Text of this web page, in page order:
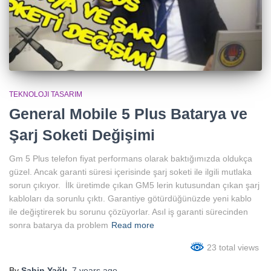
TEKNOLOJI TASARIM
General Mobile 5 Plus Batarya ve
Şarj Soketi Değişimi
Gm 5 Plus telefon fiyat performans olarak baktığımızda oldukça
güzel. Ancak garanti süresi içerisinde şarj soketi ile ilgili mutlaka
sorun çıkıyor. İlk üretimde çıkan GM5 lerin kutusundan çıkan şarj
kabloları da sorunlu çıktı. Garantiye götürdüğünüzde yeni kablo
ile değiştirerek bu sorunu çözüyorlar. Asıl iş garanti sürecinden
sonra batarya da problem Read more
23 total views